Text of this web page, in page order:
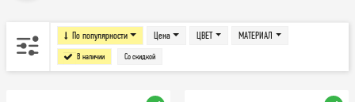
По популярности Цена
В наличии Со скидкой
ЦВЕТ МАТЕРИАЛ